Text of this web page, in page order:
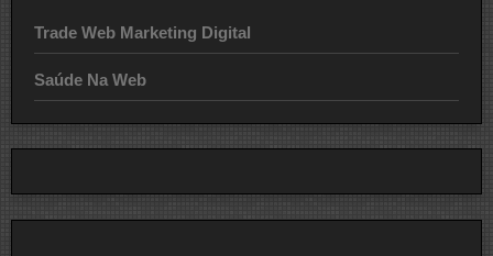
Trade Web Marketing Digital
Saúde Na Web